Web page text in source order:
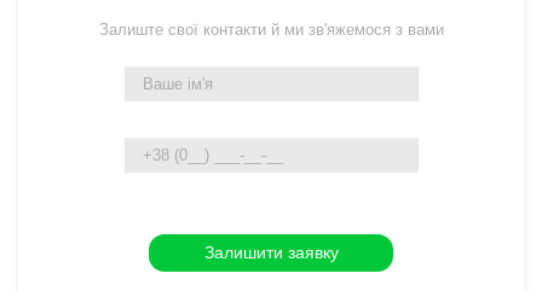
Залиште свої контакти й ми зв'яжемося з вами